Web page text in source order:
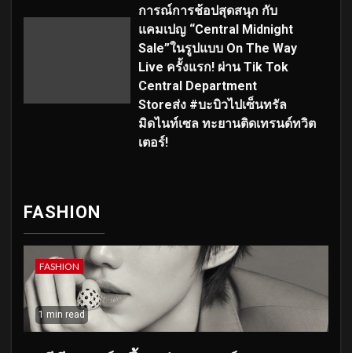
การณ์การช้อปสุดสนุก กับ
แคมเปญ “Central Midnight
Sale”ในรูปแบบ On The Way
Live ครั้งแรก! ผ่าน Tik Tok
Central Department
Storeส่ง #บะบิวไปเซ็นทรัล
มิดไนท์เซล ทะยานติดเทรนด์ทวิต
เตอร์!
FASHION
FASHION
1 min read